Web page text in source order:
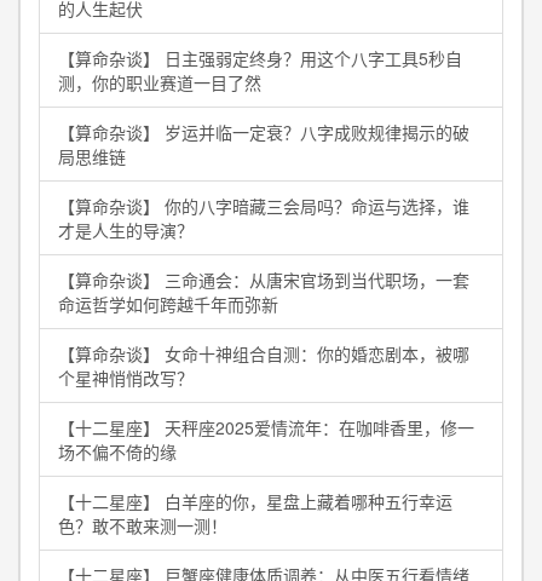
的人生起伏
【算命杂谈】 日主强弱定终身？用这个八字工具5秒自
测，你的职业赛道一目了然
【算命杂谈】 岁运并临一定衰？八字成败规律揭示的破
局思维链
【算命杂谈】 你的八字暗藏三会局吗？命运与选择，谁
才是人生的导演？
【算命杂谈】 三命通会：从唐宋官场到当代职场，一套
命运哲学如何跨越千年而弥新
【算命杂谈】 女命十神组合自测：你的婚恋剧本，被哪
个星神悄悄改写？
【十二星座】 天秤座2025爱情流年：在咖啡香里，修一
场不偏不倚的缘
【十二星座】 白羊座的你，星盘上藏着哪种五行幸运
色？敢不敢来测一测！
【十二星座】 巨蟹座健康体质调养：从中医五行看情绪